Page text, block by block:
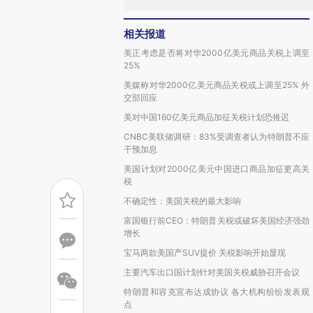
相关报道
美正考虑是否将对华2000亿美元商品关税上调至
25%
美媒称对华2000亿美元商品关税或上调至25% 外
交部回应
美对中国160亿美元商品加征关税计划恐推迟
CNBC美联储调研：83%受调查者认为特朗普不应
干预加息
美国计划对2000亿美元中国进口商品加征更高关
税
不确定性：美国关税的最大影响
富国银行前CEO：特朗普关税或破坏美国经济强劲
增长
宝马两款美国产SUV提价 关税影响开始显现
主要汽车出口国计划针对美国关税威胁召开会议
特朗普和容克宣布达成协议 各大机构纷纷发表观
点